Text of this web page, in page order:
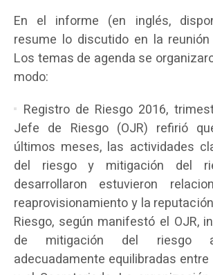
En el informe (en inglés,
resume lo discutido en la
Los temas de agenda se
modo:
Registro de Riesgo 2016,
Jefe de Riesgo (OJR) refirió
últimos meses, las actividades
del riesgo y mitigación del
desarrollaron estuvieron
reaprovisionamiento y la
Riesgo, según manifestó el OJR,
de mitigación del riesgo
adecuadamente equilibradas